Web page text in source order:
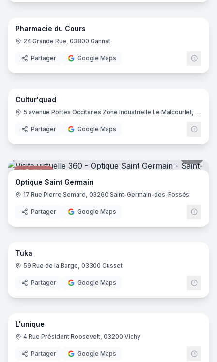
Pharmacie
8
Pharmacie du Cours
24 Grande Rue, 03800 Gannat
Partager Google Maps
Concessionnaire de motos
15
Cultur'quad
5 avenue Portes Occitanes Zone Industrielle Le Malcourlet, 03800 Gannat
Partager Google Maps
Opticien
Optique Saint Germain
17 Rue Pierre Semard, 03260 Saint-Germain-des-Fossés
Partager Google Maps
Profession libérale
14
Tuka
59 Rue de la Barge, 03300 Cusset
Partager Google Maps
Magasin de vêtements
10
L'unique
4 Rue Président Roosevelt, 03200 Vichy
Partager Google Maps